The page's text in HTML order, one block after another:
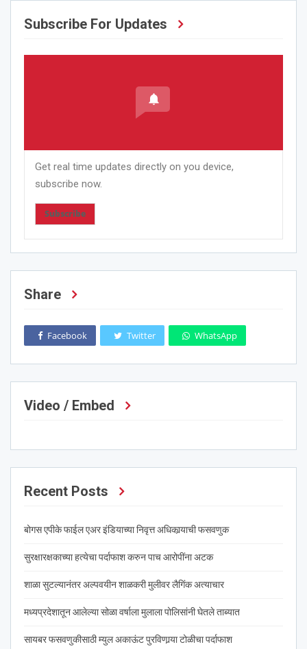
Subscribe For Updates
Get real time updates directly on you device,
subscribe now.
Subscribe
Share
Facebook Twitter WhatsApp
Video / Embed
Recent Posts
बोगस एपीके फाईल एअर इंडियाच्या निवृत्त अधिकार्‍याची फसवणुक
सुरक्षारक्षकाच्या हत्येचा पर्दाफाश करुन पाच आरोपींना अटक
शाळा सुटल्यानंतर अल्पवयीन शाळकरी मुलीवर लैगिंक अत्याचार
मध्यप्रदेशातून आलेल्या सोळा वर्षाला मुलाला पोलिसांनी घेतले ताब्यात
सायबर फसवणुकीसाठी म्युल अकाऊंट पुरविणार्‍या टोळीचा पर्दाफाश